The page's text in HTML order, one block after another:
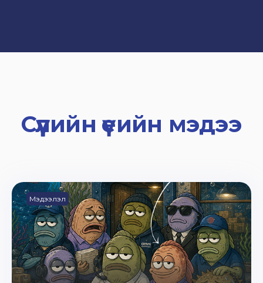
Сүүлийн үеийн мэдээ
Мэдээлэл